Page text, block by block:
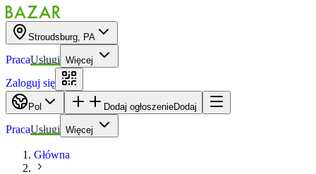
Stroudsburg, PA
PracaUsługi Więcej
Zaloguj się
Pol Dodaj ogłoszenieDodaj
PracaUsługi Więcej
Główna